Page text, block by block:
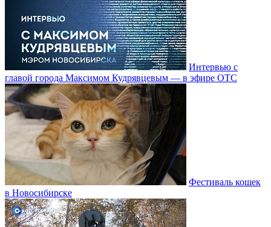
Интервью с
главой города Максимом Кудрявцевым — в эфире ОТС
Фестиваль кошек
в Новосибирске